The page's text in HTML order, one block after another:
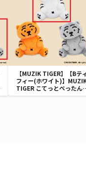
【MUZIK TIGER】【Bテ
フィー(ホワイト)】
TIGER こてっとぺったん
BIGぬいぐるみ